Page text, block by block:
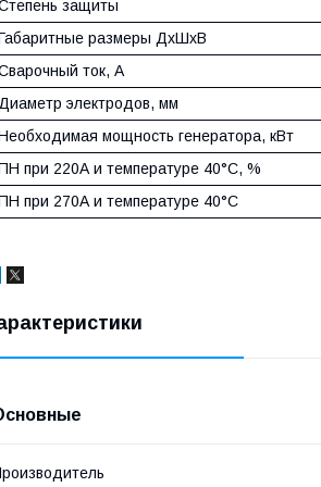
защиты
размеры ДхШхВ
ток, А
электродов, мм
мощность генератора, кВт
при 220А и температуре 40°С, %
при 270А и температуре 40°С